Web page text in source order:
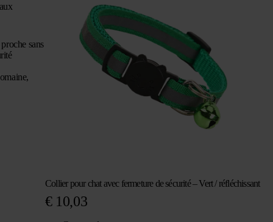
sans
Collier pour chat avec fermeture de sécurité – Vert / réfléchissant
€10,03